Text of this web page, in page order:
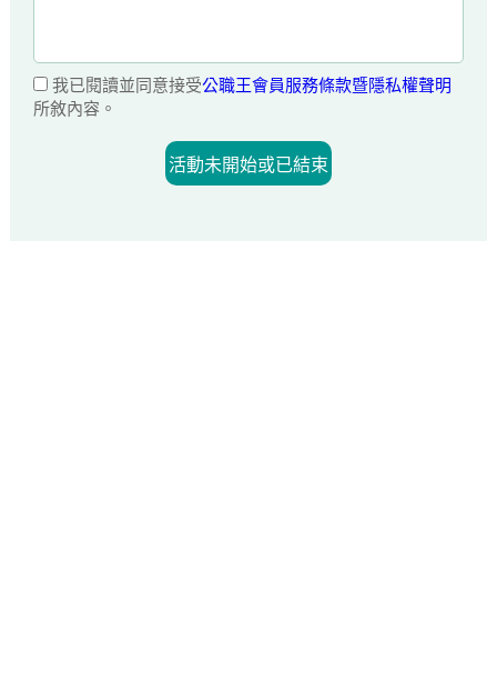
我已閱讀並同意接受公職王會員服務條款暨隱私權聲明
所敘內容。
活動未開始或已結束